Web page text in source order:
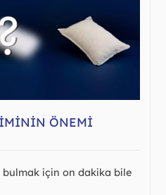
ÖNEMI
için on dakika bile